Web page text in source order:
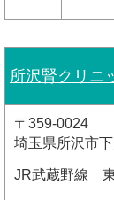
所沢腎クリニ
〒359-0024
埼玉県所沢市
JR武蔵野線